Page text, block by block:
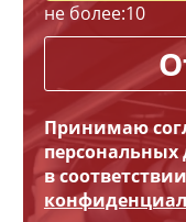
не более:10
Принимаю
персональных
в